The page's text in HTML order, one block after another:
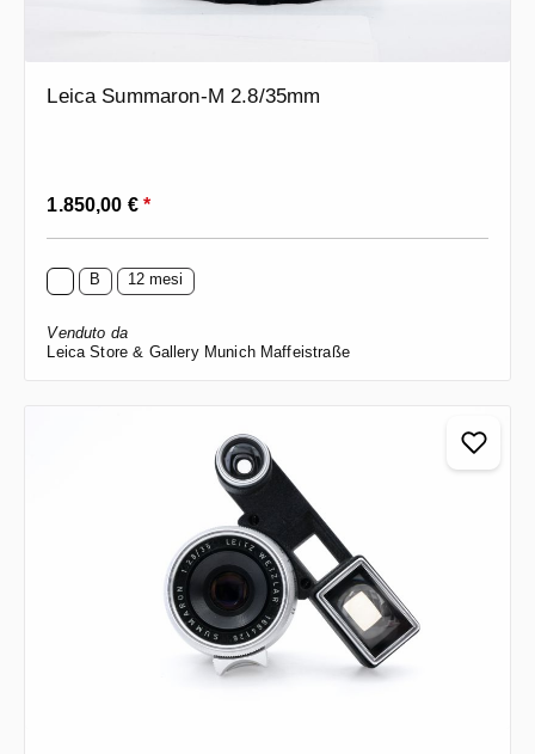
Leica Summaron-M 2.8/35mm
Prezzo normale:
1.850,00 €*
B 12 mesi
Venduto da
Leica Store & Gallery Munich Maffeistraße